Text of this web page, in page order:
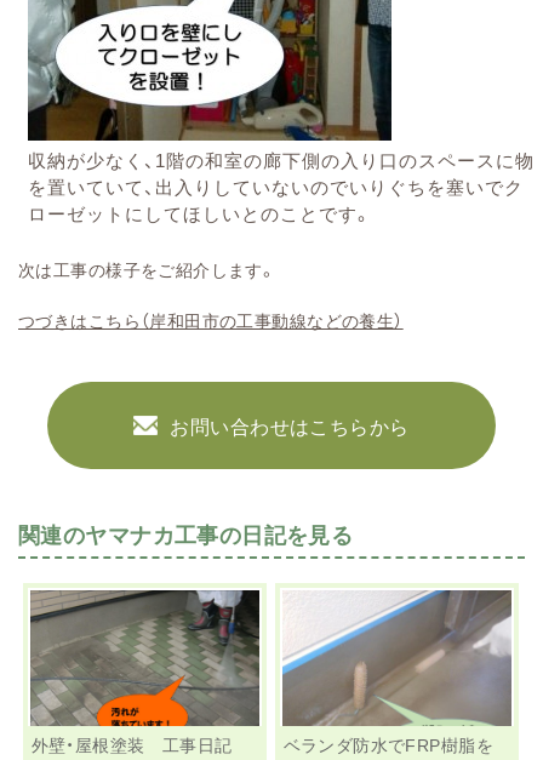
収納が少なく、1階の和室の廊下側の入り口のスペースに物
を置いていて、出入りしていないのでいりぐちを塞いでク
ローゼットにしてほしいとのことです。
次は工事の様子をご紹介します。
つづきはこちら（岸和田市の工事動線などの養生）
お問い合わせはこちらから
関連のヤマナカ工事の日記を見る
外壁・屋根塗装 工事日記
ベランダ防水でFRP樹脂を